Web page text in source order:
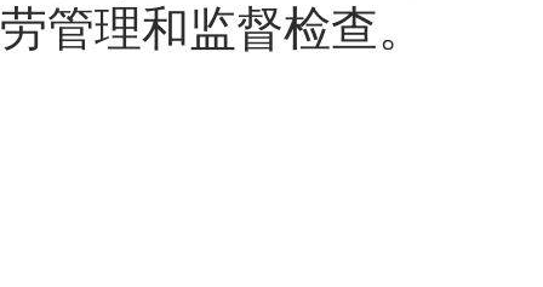
劳管理和监督检查。